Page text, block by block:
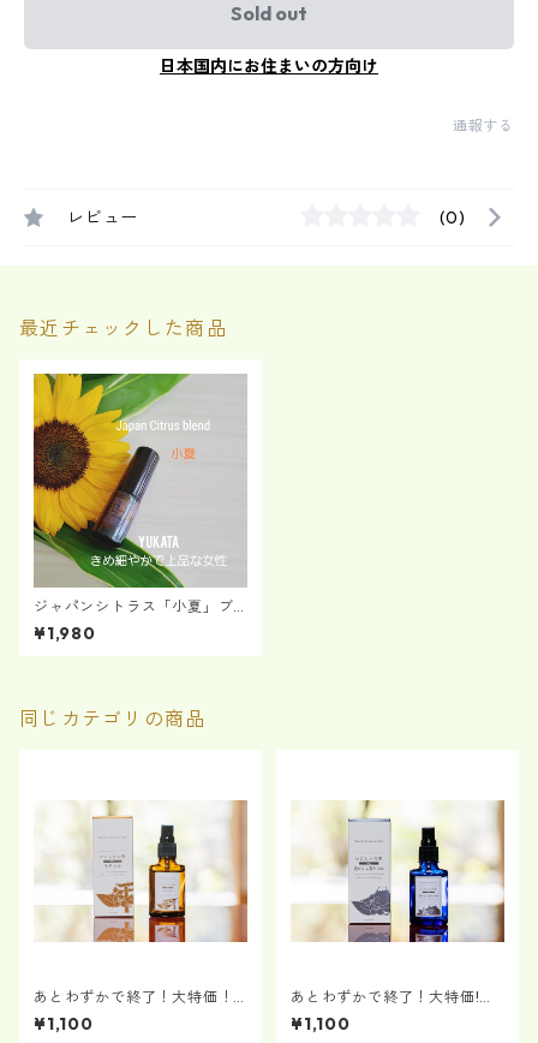
Sold out
日本国内にお住まいの方向け
通報する
レビュー (0)
最近チェックした商品
ジャパンシトラス「小夏」ブ
レンド "YUKATA"
¥1,980
同じカテゴリの商品
あとわずかで終了！大特価！
いにしえの香 No.1「不老長
寿」
¥1,100
あとわずかで終了！大特価!い
にしえの香 No.2 「遥かなる富
士の山」
¥1,100